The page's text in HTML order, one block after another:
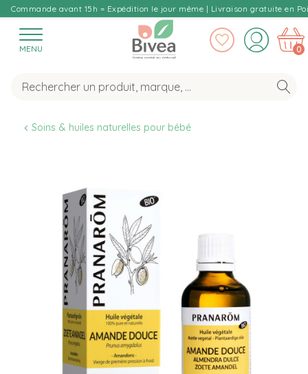
Commande avant 15h = Expédition le jour même | Livraison gratuite en
MENU 0
Soins & huiles naturelles pour bébé